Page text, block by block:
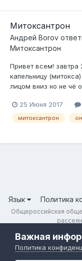
Митоксантрон
Андрей Borov
Митоксантрон
Привет всем! завтра
капельницу
лицом вниз но не чё
25 Июня 2017
митоксантрон
Язык Политика
Общероссийская
Важная
Политика